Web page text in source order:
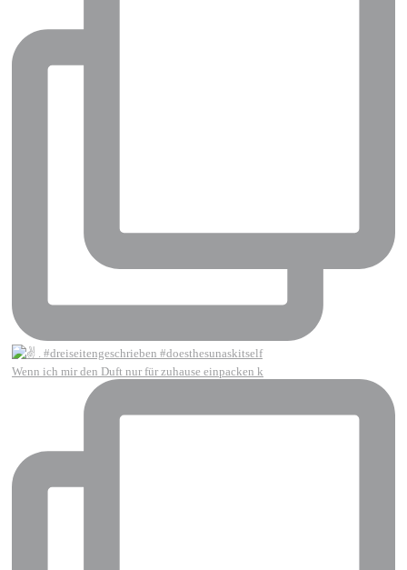
Wenn ich mir den Duft nur für zuhause einpacken k